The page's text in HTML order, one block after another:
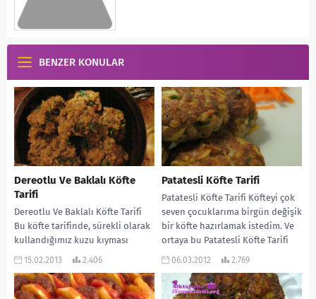
BENZER KONULAR
Dereotlu Ve Baklalı Köfte
Tarifi
Dereotlu Ve Baklalı Köfte Tarifi
Bu köfte tarifinde, sürekli olarak
kullandığımız kuzu kıyması
yerine yağsız dana kıyması
Yarım...
15.02.2013 2.406
Patatesli Köfte Tarifi
Patatesli Köfte Tarifi Köfteyi çok
seven çocuklarıma birgün değişik
bir köfte hazırlamak istedim. Ve
ortaya bu Patatesli Köfte Tarifi
‘m...
06.03.2012 2.769